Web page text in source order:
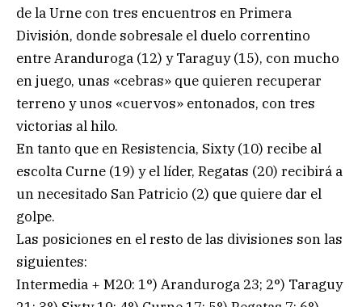
de la Urne con tres encuentros en Primera
División, donde sobresale el duelo correntino
entre Aranduroga (12) y Taraguy (15), con mucho
en juego, unas «cebras» que quieren recuperar
terreno y unos «cuervos» entonados, con tres
victorias al hilo.
En tanto que en Resistencia, Sixty (10) recibe al
escolta Curne (19) y el líder, Regatas (20) recibirá a
un necesitado San Patricio (2) que quiere dar el
golpe.
Las posiciones en el resto de las divisiones son las
siguientes:
Intermedia + M20: 1°) Aranduroga 23; 2°) Taraguy